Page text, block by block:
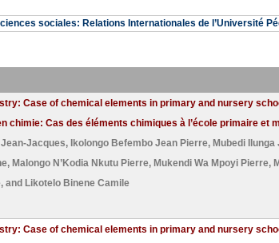
sociales: Relations Internationales de l’Université
Case of chemical elements in primary and nursery
chimie: Cas des éléments chimiques à l’école primaire et
Jacques, Ikolongo Befembo Jean Pierre, Mubedi Ilunga
, Malongo N’Kodia Nkutu Pierre, Mukendi Wa Mpoyi Pierre,
, and Likotelo Binene Camile
Case of chemical elements in primary and nursery